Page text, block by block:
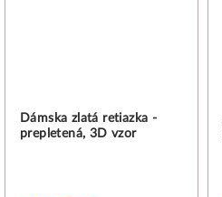
Dámska zlatá retiazka -
prepletená, 3D vzor